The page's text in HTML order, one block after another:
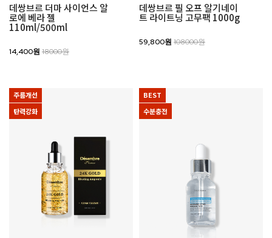
데쌍브르 더마 사이언스 알
로에 베라 젤
110ml/500ml
14,400원 18000원
데쌍브르 필 오프 알기네이
트 라이트닝 고무팩 1000g
59,800원 108000원
주름개선
탄력강화
BEST
수분충전